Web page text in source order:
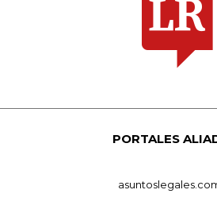
PORTALES